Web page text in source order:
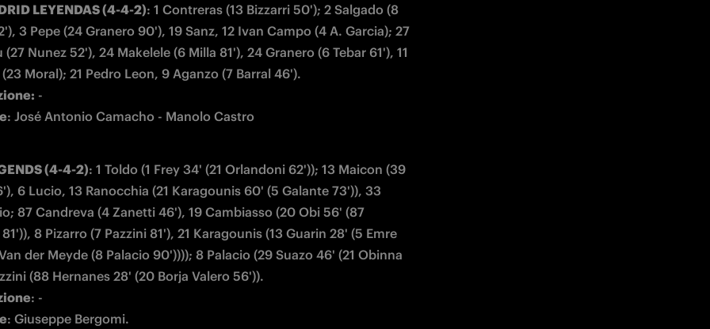
LEYENDAS (4-4-2): 1 Contreras (13 Bizzarri 50'); 2 Salgado (8
3 Pepe (24 Granero 90'), 19 Sanz, 12 Ivan Campo (4 A. Garcia); 27
Nunez 52'), 24 Makelele (6 Milla 81'), 24 Granero (6 Tebar 61'), 11
: José Antonio Camacho - Manolo Castro
(4-4-2): 1 Toldo (1 Frey 34' (21 Orlandoni 62')); 13 Maicon (39
6 Lucio, 13 Ranocchia (21 Karagounis 60' (5 Galante 73')), 33
87 Candreva (4 Zanetti 46'), 19 Cambiasso (20 Obi 56' (87
8 Pizarro (7 Pazzini 81'), 21 Karagounis (13 Guarin 28' (5 Emre
der Meyde (8 Palacio 90')))); 8 Palacio (29 Suazo 46' (21 Obinna
: Giuseppe Bergomi.